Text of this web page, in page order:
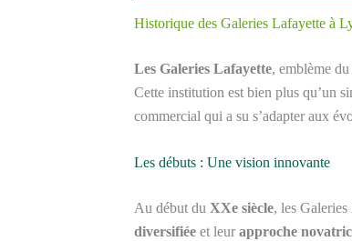
Historique des Galeries Lafayette à
Les Galeries Lafayette, emblème du
Cette institution est bien plus qu’un
commercial qui a su s’adapter aux
Les débuts : Une vision innovante
Au début du XXe siècle, les
diversifiée et leur approche